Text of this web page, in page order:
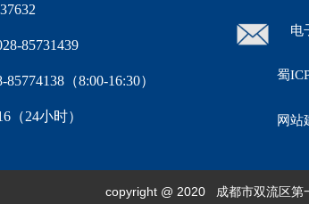
电
蜀
网站
85731439
85774138（8:00-16:30）
24小时）
copyright @ 2020 成都市双流区